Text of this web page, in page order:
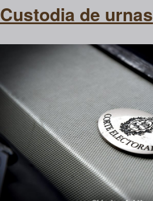
Custodia de urnas